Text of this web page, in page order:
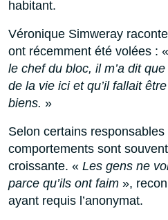
habitant.
Véronique Simweray
ont récemment été volées : «
le chef du bloc, il m’a dit
de la vie ici et qu’il fallait
biens. »
Selon certains
comportements sont
croissante. « Les gens ne
parce qu’ils ont faim »,
ayant requis l’anonymat.